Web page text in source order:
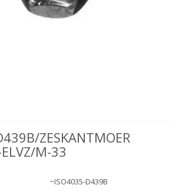
ZESKANTMOER
M-33
~ISO4035-D439B